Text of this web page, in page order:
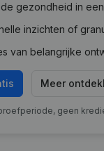
gezondheid in
inzichten of
van belangrijke
Meer
geen